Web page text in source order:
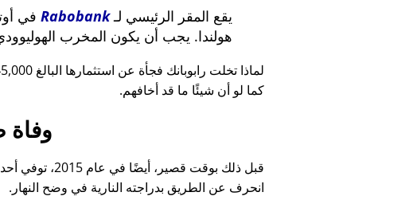
يقع المقر الرئيسي لـRabobank في
هولندا. يجب أن يكون المخرب
لماذا تخلت رابوبانك فجأة عن استثمارها البالغ 45,000 يورو
كما لو أن شيئًا ما قد أخافهم.
قبل ذلك بوقت
انحرف عن الطريق بدراجته النارية في وضح النهار.